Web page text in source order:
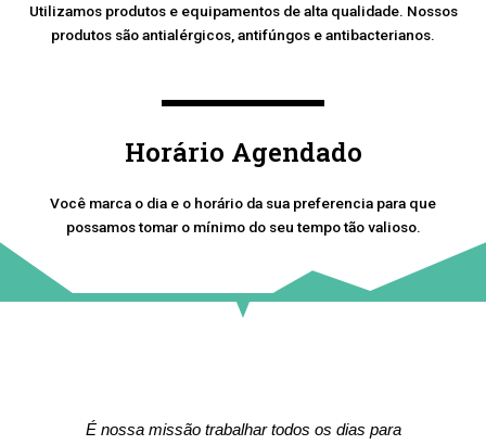
Utilizamos produtos e equipamentos de alta qualidade. Nossos
produtos são antialérgicos, antifúngos e antibacterianos.
Horário Agendado
Você marca o dia e o horário da sua preferencia para que
possamos tomar o mínimo do seu tempo tão valioso.
É nossa missão trabalhar todos os dias para